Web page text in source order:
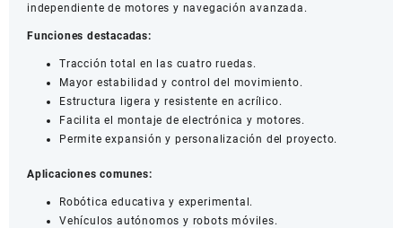
independiente de motores y navegación avanzada.
Funciones destacadas:
Tracción total en las cuatro ruedas.
Mayor estabilidad y control del movimiento.
Estructura ligera y resistente en acrílico.
Facilita el montaje de electrónica y motores.
Permite expansión y personalización del proyecto.
Aplicaciones comunes:
Robótica educativa y experimental.
Vehículos autónomos y robots móviles.